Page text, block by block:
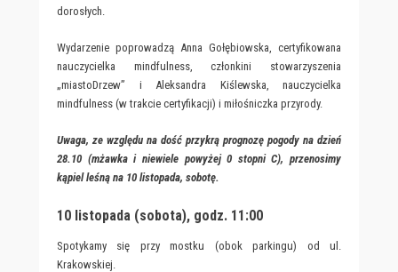
dorosłych.
Wydarzenie poprowadzą Anna Gołębiowska, certyfikowana
nauczycielka mindfulness, członkini stowarzyszenia
„miastoDrzew” i Aleksandra Kiślewska, nauczycielka
mindfulness (w trakcie certyfikacji) i miłośniczka przyrody.
Uwaga, ze względu na dość przykrą prognozę pogody na dzień
28.10 (mżawka i niewiele powyżej 0 stopni C), przenosimy
kąpiel leśną na 10 listopada, sobotę.
10 listopada (sobota), godz. 11:00
Spotykamy się przy mostku (obok parkingu) od ul.
Krakowskiej.